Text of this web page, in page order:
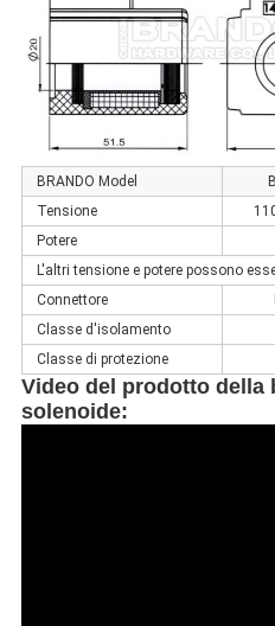
BRANDO Model
Tensione
Potere
L'altri tensione e potere possono
Connettore
Classe d'isolamento
Classe di protezione
Video del prodotto della
solenoide: